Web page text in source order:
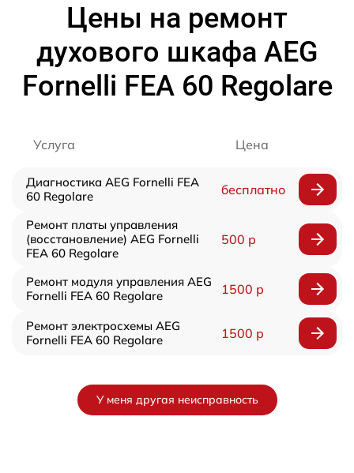
Цены на ремонт
духового шкафа AEG
Fornelli FEA 60 Regolare
Услуга Цена
Диагностика AEG Fornelli FEA
60 Regolare
бесплатно
Ремонт платы управления
(восстановление) AEG Fornelli
FEA 60 Regolare
500 р
Ремонт модуля управления AEG
Fornelli FEA 60 Regolare
1500 р
Ремонт электросхемы AEG
Fornelli FEA 60 Regolare
1500 р
У меня другая неисправность